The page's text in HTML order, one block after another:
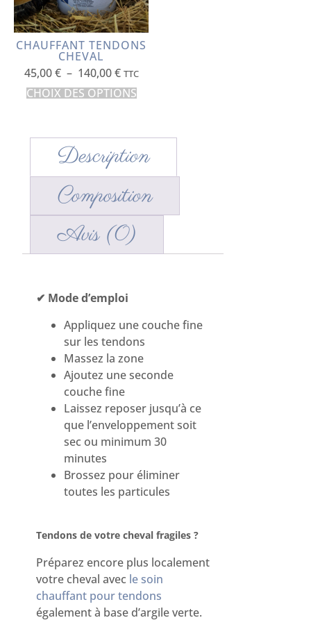
CHAUFFANT TENDONS
CHEVAL
45,00€ – 140,00€ TTC
CHOIX DES OPTIONS
Description
Composition
Avis (0)
✔ Mode d’emploi
Appliquez une couche fine
sur les tendons
Massez la zone
Ajoutez une seconde
couche fine
Laissez reposer jusqu’à ce
que l’enveloppement soit
sec ou minimum 30
minutes
Brossez pour éliminer
toutes les particules
Tendons de votre cheval fragiles ?
Préparez encore plus localement
votre cheval avec le soin
chauffant pour tendons
également à base d’argile verte.